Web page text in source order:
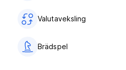
Valutaveksling
Brädspel